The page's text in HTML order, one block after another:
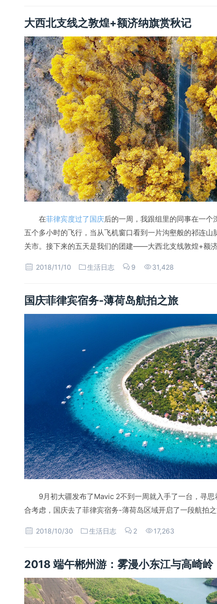
大西北支线之敦煌+额济纳旗赏秋记
在菲律宾度过了国庆后的一周，我跟组里的同事在一
五个多小时的飞行，当从飞机窗口看到一片沟壑般的祁连
关市。接下来的五天是我们的团建——大西北支线敦煌+额
2018/11/10 生活日志 9 31,428
国庆菲律宾宿务-薄荷岛航拍之旅
9月初大疆发布了Mavic 2不到一周就入手了一台，寻
合考虑，国庆去了菲律宾宿务-薄荷岛区域开启了一段航拍
2018/10/30 生活日志 2 17,263
2018 端午郴州游：雾漫小东江与高崎岭